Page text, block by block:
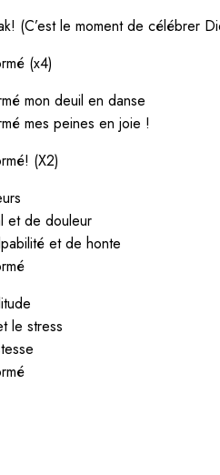
(C’est le moment de célébrer
(x4)
mon deuil en danse
mes peines en joie !
(X2)
et de douleur
et de honte
le stress